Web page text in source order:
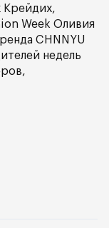
Крейдих,
Week Оливия
CHNNYU
недель